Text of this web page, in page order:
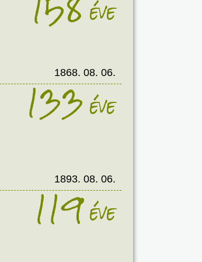
éve
1868. 08. 06.
133éve
1893. 08. 06.
119éve